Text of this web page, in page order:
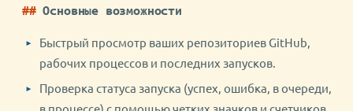
Основные возможности
Быстрый просмотр ваших репозиториев GitHub,
рабочих процессов и последних запусков.
Проверка статуса запуска (успех, ошибка, в очереди,